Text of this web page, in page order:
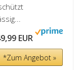
EUR
*Zum Angebot »